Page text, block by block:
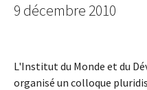
9 décembre 2010
L'Institut du Monde et du
organisé un colloque